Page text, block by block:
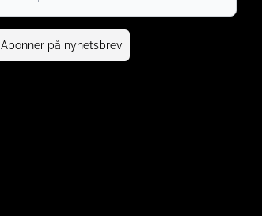
Abonner på nyhetsbrev